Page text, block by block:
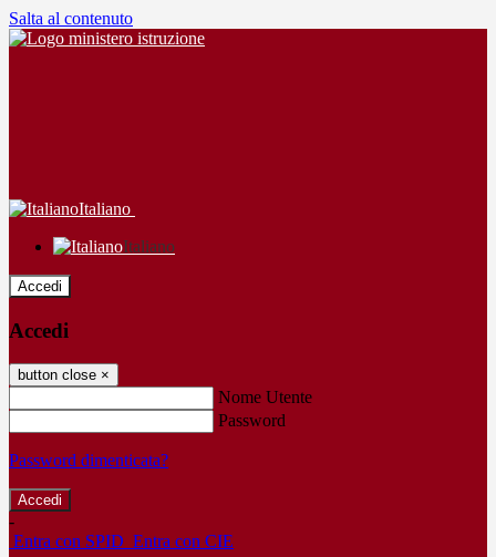
Salta al contenuto
Italiano
Italiano
Accedi
Accedi
button close ×
Nome Utente
Password
Password dimenticata?
-
Entra con SPID Entra con CIE